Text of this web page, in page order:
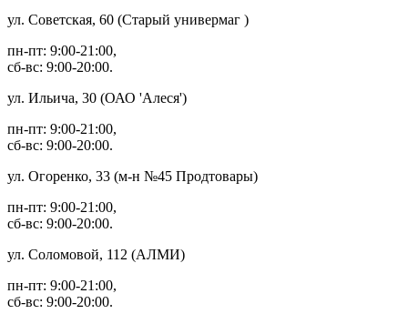
ул. Советская, 60 (Старый универмаг )
пн-пт: 9:00-21:00,
сб-вс: 9:00-20:00.
ул. Ильича, 30 (ОАО 'Алеся')
пн-пт: 9:00-21:00,
сб-вс: 9:00-20:00.
ул. Огоренко, 33 (м-н №45 Продтовары)
пн-пт: 9:00-21:00,
сб-вс: 9:00-20:00.
ул. Соломовой, 112 (АЛМИ)
пн-пт: 9:00-21:00,
сб-вс: 9:00-20:00.